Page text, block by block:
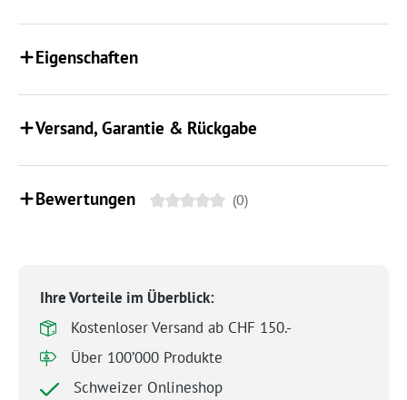
Eigenschaften
Versand, Garantie & Rückgabe
Bewertungen (0)
Ihre Vorteile im Überblick:
Kostenloser Versand ab CHF 150.-
Über 100’000 Produkte
Schweizer Onlineshop